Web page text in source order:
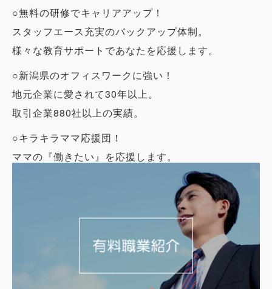
○無料の研修でキャリアアップ！
スタッフエース充実のバックアップ体制。
様々な教育サポートであなたを応援します。
○新潟県のオフィスワークに強い！
地元企業に愛されて30年以上。
取引企業880社以上の実績。
○キラキラママ応援団！
ママの『働きたい』を応援します。